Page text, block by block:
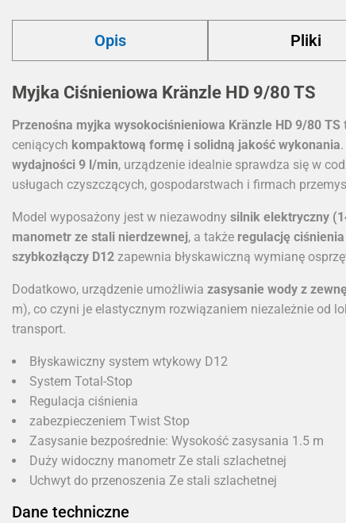
Opis Pliki
Myjka Ciśnieniowa Kränzle HD 9/80 TS
Przenośna myjka wysokociśnieniowa Kränzle HD 9/80 TS
ceniących kompaktową formę i solidną jakość wykonania
wydajności 9 l/min, urządzenie idealnie sprawdza się w
usługach czyszczących, gospodarstwach i firmach
Model wyposażony jest w niezawodny silnik elektryczny
manometr ze stali nierdzewnej, a także regulację
szybkozłączy D12 zapewnia błyskawiczną wymianę
Dodatkowo, urządzenie umożliwia zasysanie wody z
m), co czyni je elastycznym rozwiązaniem niezależnie od
transport.
Błyskawiczny system wtykowy D12
System Total-Stop
Regulacja ciśnienia
zabezpieczeniem Twist Stop
Zasysanie bezpośrednie: Wysokość zasysania 1.5 m
Duży widoczny manometr Ze stali szlachetnej
Uchwyt do przenoszenia Ze stali szlachetnej
Dane techniczne